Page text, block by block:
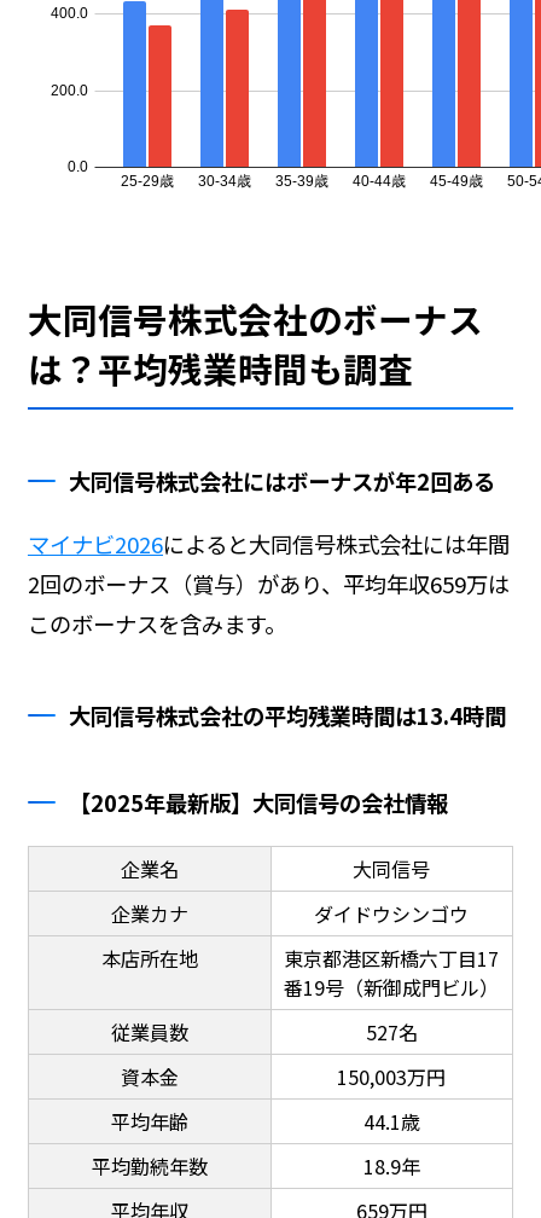
大同信号株式会社のボーナス
は？平均残業時間も調査
大同信号株式会社にはボーナスが年2回ある
マイナビ2026によると大同信号株式会社には年間
2回のボーナス（賞与）があり、平均年収659万は
このボーナスを含みます。
大同信号株式会社の平均残業時間は13.4時間
【2025年最新版】大同信号の会社情報
企業名
大同信号
企業カナ
ダイドウシンゴウ
本店所在地
東京都港区新橋六丁目17
番19号（新御成門ビル）
従業員数
527名
資本金
150,003万円
平均年齢
44.1歳
平均勤続年数
18.9年
平均年収
659万円